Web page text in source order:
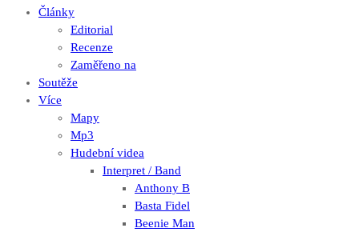
Články
Editorial
Recenze
Zaměřeno na
Soutěže
Více
Mapy
Mp3
Hudební videa
Interpret / Band
Anthony B
Basta Fidel
Beenie Man